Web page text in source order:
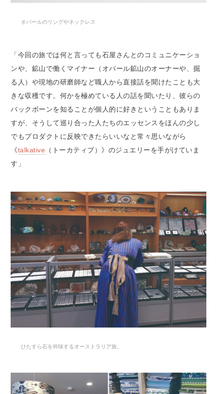
オパールのリングやネックレス
「今回の旅では何と言っても石屋さんとのコミュニケーショ
ンや、鉱山で働くマイナー（オパール鉱山のオーナーや、掘
る人）や現地の研磨師など職人から直接話を聞けたことも大
きな収穫です。何かを極めている人の話を聞いたり、彼らの
バックボーンを知ることが個人的に好きということもありま
すが、そうして巡り合った人たちのエッセンスをほんの少し
でもプロダクトに反映できたらいいなと常々思いながら
《talkative （トーカティブ）》のジュエリーを手がけていま
す」
ひたすら石を吟味するオーストラリア旅。